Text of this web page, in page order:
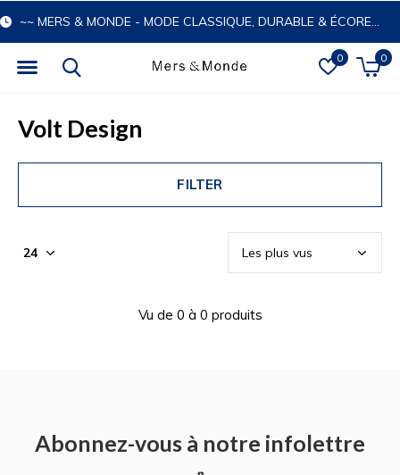
0 0
~~ MERS & MONDE - MODE CLASSIQUE, DURABLE & ÉCORESPONSABLE
Volt Design
FILTER
Vu de 0 à 0 produits
Abonnez-vous à notre infolettre